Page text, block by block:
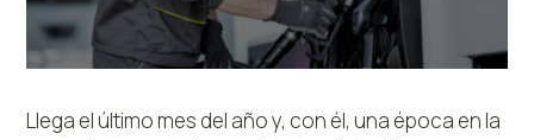
Llega el último mes del año y, con él, una época en la